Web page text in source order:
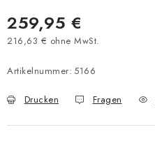
259,95 €
216,63 € ohne MwSt.
Artikelnummer: 5166
Drucken Fragen